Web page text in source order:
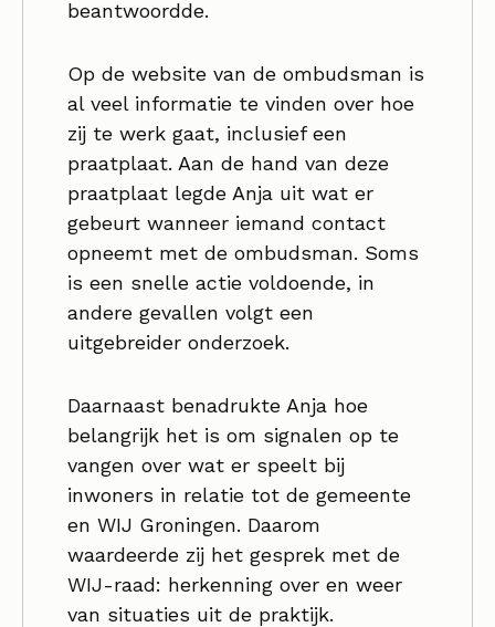
beantwoordde.
Op de website van de ombudsman is
al veel informatie te vinden over hoe
zij te werk gaat, inclusief een
praatplaat. Aan de hand van deze
praatplaat legde Anja uit wat er
gebeurt wanneer iemand contact
opneemt met de ombudsman. Soms
is een snelle actie voldoende, in
andere gevallen volgt een
uitgebreider onderzoek.
Daarnaast benadrukte Anja hoe
belangrijk het is om signalen op te
vangen over wat er speelt bij
inwoners in relatie tot de gemeente
en WIJ Groningen. Daarom
waardeerde zij het gesprek met de
WIJ-raad: herkenning over en weer
van situaties uit de praktijk.